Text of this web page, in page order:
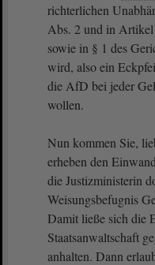
richterlichen
Abs. 2 und in Artikel
sowie in § 1 des
wird, also ein
die AfD bei jeder
wollen.
Nun kommen Sie,
erheben den
die Justizministerin
Weisungsbefugnis
Damit ließe sich die
Staatsanwaltschaft
anhalten. Dann